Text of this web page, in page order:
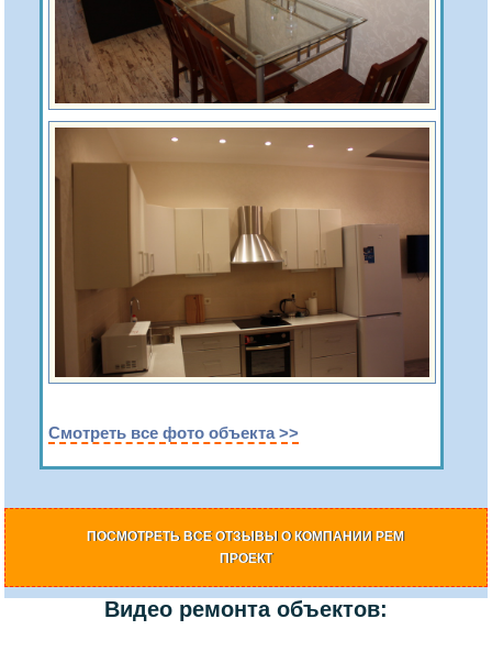
Смотреть все фото объекта >>
ПОСМОТРЕТЬ ВСЕ ОТЗЫВЫ О КОМПАНИИ РЕМ
ПРОЕКТ
Видео ремонта объектов: